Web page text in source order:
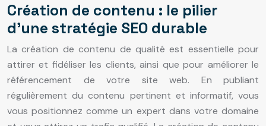
Création de contenu : le pilier
d’une stratégie SEO durable
La création de contenu de qualité est essentielle pour
attirer et fidéliser les clients, ainsi que pour améliorer le
référencement de votre site web. En publiant
régulièrement du contenu pertinent et informatif, vous
vous positionnez comme un expert dans votre domaine